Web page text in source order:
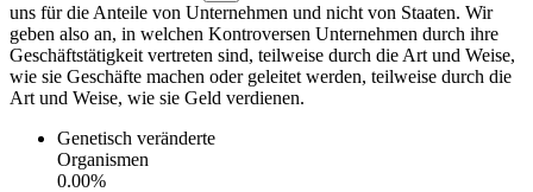
uns für die Anteile von Unternehmen und nicht von Staaten. Wir
geben also an, in welchen Kontroversen Unternehmen durch ihre
Geschäftstätigkeit vertreten sind, teilweise durch die Art und Weise,
wie sie Geschäfte machen oder geleitet werden, teilweise durch die
Art und Weise, wie sie Geld verdienen.
Genetisch veränderte
Organismen
0.00%